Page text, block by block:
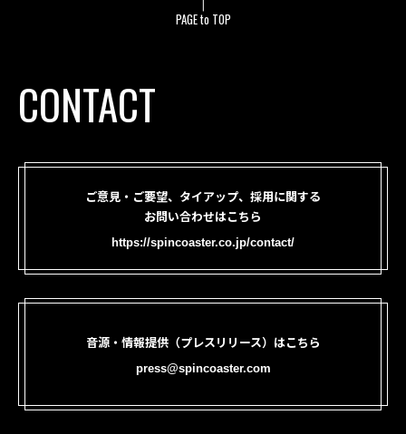
PAGE to TOP
CONTACT
ご意見・ご要望、タイアップ、採用に関する
お問い合わせはこちら
https://spincoaster.co.jp/contact/
音源・情報提供（プレスリリース）はこちら
press@spincoaster.com